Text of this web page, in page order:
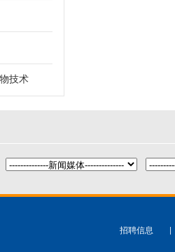
技术
招聘信息